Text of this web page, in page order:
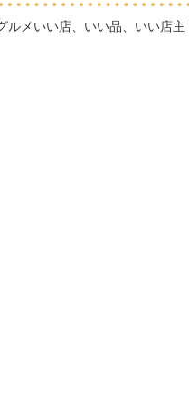
ルメいい店、いい品、いい店主